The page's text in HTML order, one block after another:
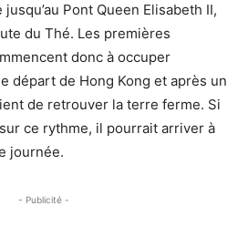
Pont Queen Elisabeth II,
du Thé. Les premières
donc à occuper
départ de Hong Kong et après un
de retrouver la terre ferme. Si
ce rythme, il pourrait arriver à
journée.
- Publicité -